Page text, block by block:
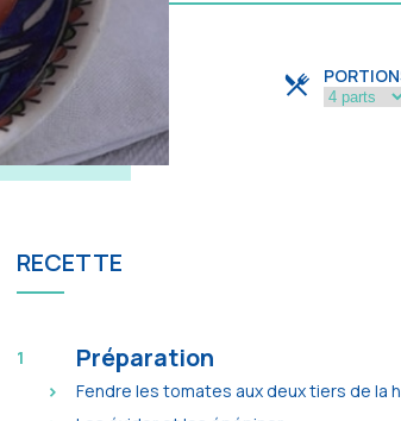
RECETTE
Préparation
Fendre les tomates aux deux tiers de la